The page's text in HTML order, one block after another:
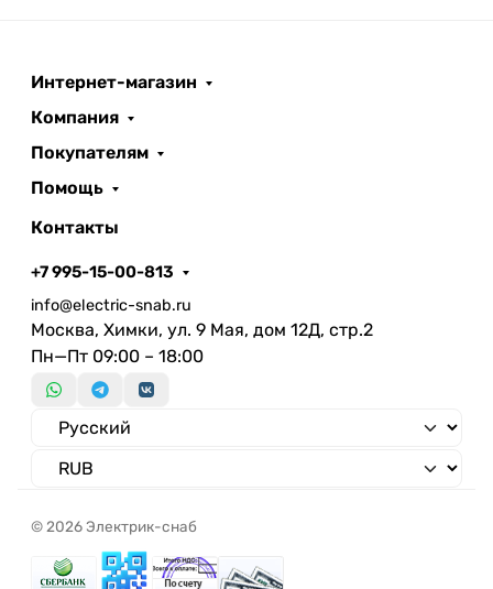
Интернет-магазин
Компания
Покупателям
Помощь
Контакты
+7 995-15-00-813
info@electric-snab.ru
Москва, Химки, ул. 9 Мая, дом 12Д, стр.2
Пн—Пт 09:00 – 18:00
© 2026 Электрик-снаб